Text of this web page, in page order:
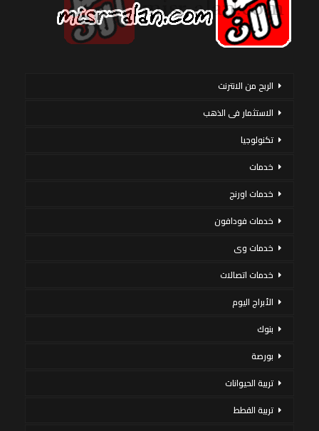
الربح من الانترنت
الاستثمار فى الذهب
تكنولوجيا
خدمات
خدمات اورنج
خدمات فودافون
خدمات وى
خدمات اتصالات
الأبراج اليوم
بنوك
بورصة
تربية الحيوانات
تربية القطط